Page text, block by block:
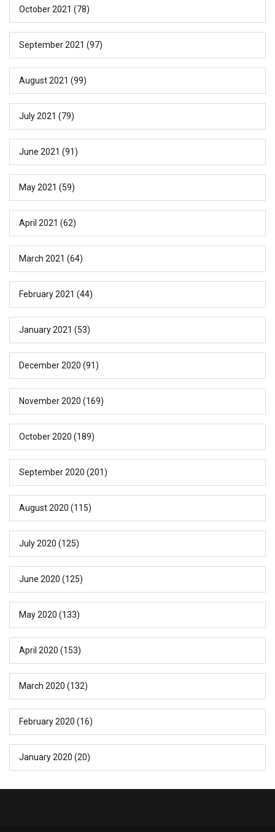
October 2021 (78)
September 2021 (97)
August 2021 (99)
July 2021 (79)
June 2021 (91)
May 2021 (59)
April 2021 (62)
March 2021 (64)
February 2021 (44)
January 2021 (53)
December 2020 (91)
November 2020 (169)
October 2020 (189)
September 2020 (201)
August 2020 (115)
July 2020 (125)
June 2020 (125)
May 2020 (133)
April 2020 (153)
March 2020 (132)
February 2020 (16)
January 2020 (20)